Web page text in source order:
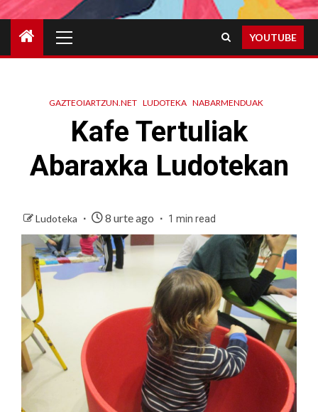
Menu
YOUTUBE
GAZTEOIARTZUN.NET LUDOTEKA NABARMENDUAK
Kafe Tertuliak
Abaraxka Ludotekan
Ludoteka 8 urte ago 1 min read